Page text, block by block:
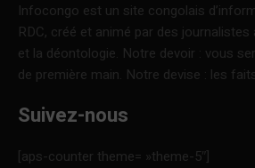
Infocongo est un site congolais
RDC, créé et animé par des journalistes
et la déontologie. Notre devoir : vous
de première main. Notre devise : les
Suivez-nous
[aps-counter theme= »theme-5″]